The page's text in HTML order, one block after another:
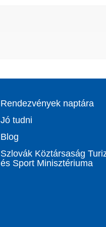
Rendezvények naptára
Jó tudni
Blog
Szlovák Köztársaság
és Sport Minisztériuma